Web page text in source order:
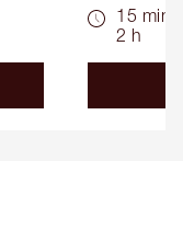
15 min -
2 h